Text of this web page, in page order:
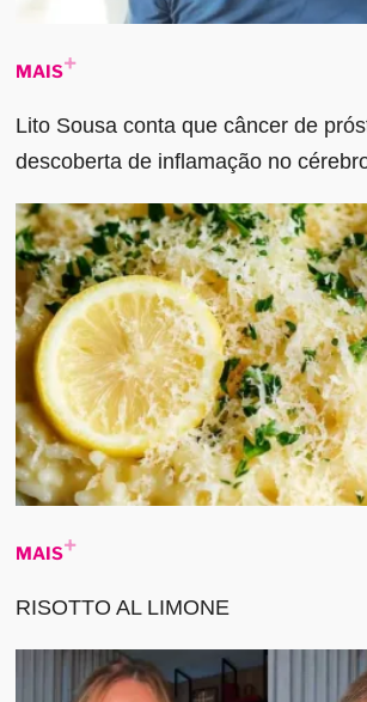
MAIS
Lito Sousa conta que câncer de
descoberta de inflamação no
MAIS
RISOTTO AL LIMONE